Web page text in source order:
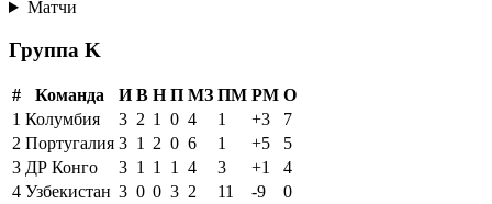
Матчи
Группа K
# Команда И В Н П МЗ ПМ РМ О
1 Колумбия 3 2 1 0 4 1 +3
7
2 Португалия 3 1 2 0 6 1 +5
5
3 ДР Конго 3 1 1 1 4 3 +1
4
4 Узбекистан 3 0 0 3 2 11 -9
0